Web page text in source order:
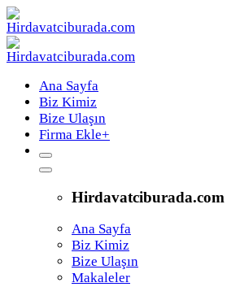
Ana Sayfa
Biz Kimiz
Bize Ulaşın
Firma Ekle+
Hirdavatciburada.com
Ana Sayfa
Biz Kimiz
Bize Ulaşın
Makaleler